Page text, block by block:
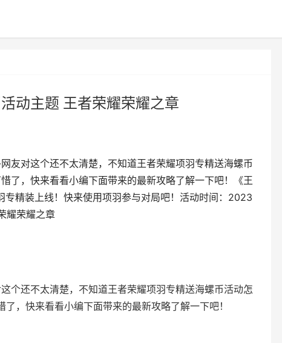
动主题 王者荣耀荣耀之章
友对这个还不太清楚，不知道王者荣耀项羽专精送海螺币
了，快来看看小编下面带来的最新攻略了解一下吧！《王
精装上线！快来使用项羽参与对局吧！活动时间：2023
耀荣耀之章
个还不太清楚，不知道王者荣耀项羽专精送海螺币活动怎
，快来看看小编下面带来的最新攻略了解一下吧！